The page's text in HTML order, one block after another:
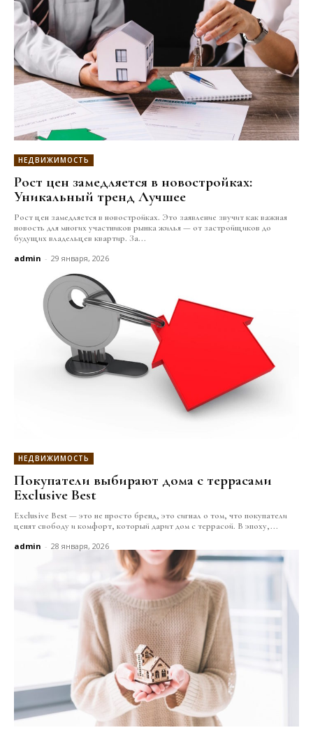
НЕДВИЖИМОСТЬ
Рост цен замедляется в новостройках:
Уникальный тренд Лучшее
Рост цен замедляется в новостройках. Это заявление звучит как важная
новость для многих участников рынка жилья — от застройщиков до
будущих владельцев квартир. За...
admin - 29 января, 2026
НЕДВИЖИМОСТЬ
Покупатели выбирают дома с террасами
Exclusive Best
Exclusive Best — это не просто бренд, это сигнал о том, что покупатели
ценят свободу и комфорт, который дарит дом с террасой. В эпоху,...
admin - 28 января, 2026